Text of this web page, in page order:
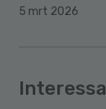
5 mrt 2026